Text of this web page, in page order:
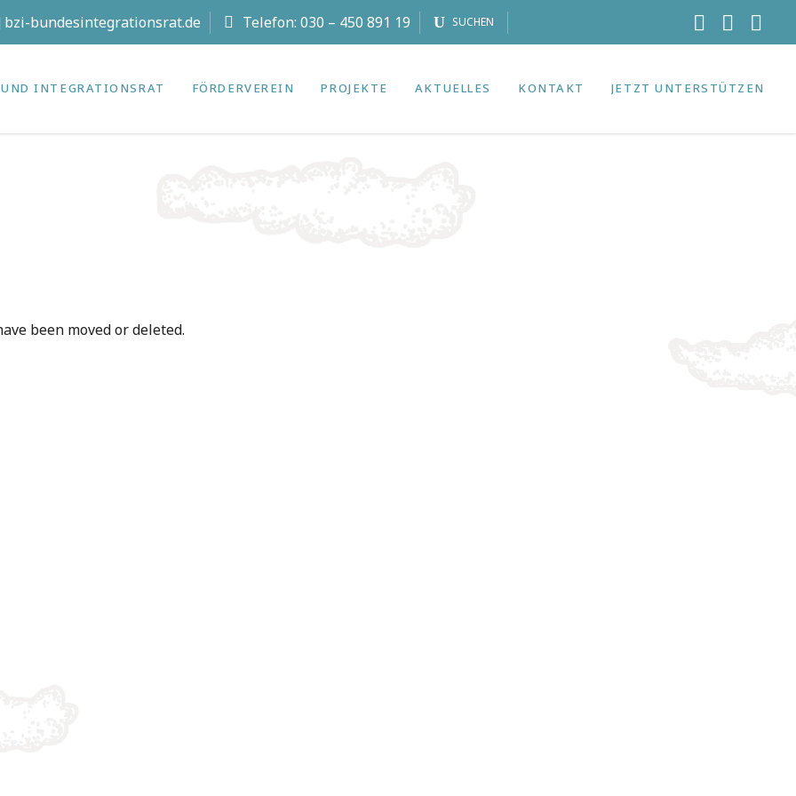
bzi-bundesintegrationsrat.de Telefon: 030 – 450 891 19 SUCHEN
INTEGRATIONS­RAT FÖRDERVEREIN PROJEKTE AKTUELLES KONTAKT JETZT UNTERSTÜTZEN
been moved or deleted.